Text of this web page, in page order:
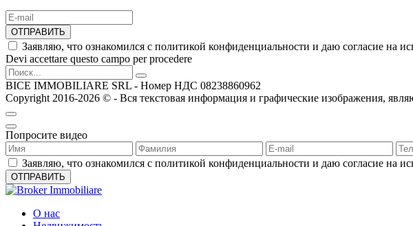
ОТПРАВИТЬ
Заявляю, что ознакомился с политикой конфиденциальности и даю согласие на
Devi accettare questo campo per procedere
BICE IMMOBILIARE SRL - Номер НДС 08238860962
Copyright 2016-2026 ©️ - Вся текстовая информация и графические изображения,
Попросите видео
Заявляю, что ознакомился с политикой конфиденциальности и даю согласие на
О нас